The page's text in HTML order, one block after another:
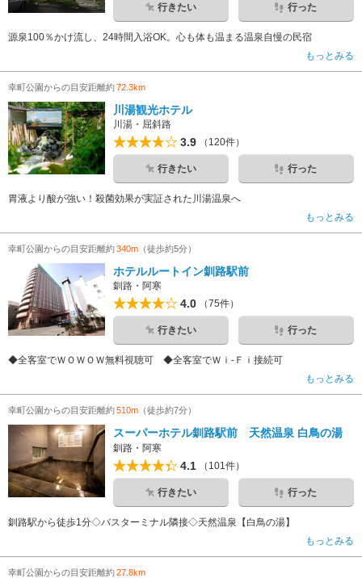
行きたい 行った
源泉100％かけ流し、24時間入浴OK。心も体も温まる温泉自慢の民宿
もっとみる
幸町公園からの目安距離約72.3km
川湯観光ホテル
川湯・屈斜路
3.9 （120件）
行きたい 行った
胃液より酸が強い！殺菌効果が実証された川湯温泉へ
もっとみる
幸町公園からの目安距離約340m （徒歩約5分）
ホテルルートイン釧路駅前
釧路・阿寒
4.0 （75件）
行きたい 行った
◆全客室でＷＯＷＯＷ無料視聴可 ◆全客室でＷｉ-Ｆｉ接続可
もっとみる
幸町公園からの目安距離約510m （徒歩約7分）
スーパーホテル釧路駅前 天然温泉 白鳥の湯
釧路・阿寒
4.1 （101件）
行きたい 行った
釧路駅から徒歩1分◇バスターミナル隣接◇天然温泉【白鳥の湯】
もっとみる
幸町公園からの目安距離約27.8km